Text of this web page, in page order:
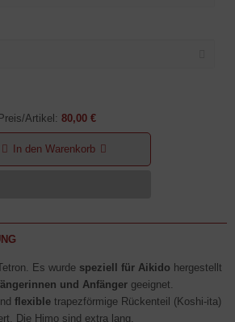
Artikel: 80,00 €
In den Warenkorb
Es wurde speziell für Aikido hergestellt
und Anfänger geeignet.
flexible trapezförmige Rückenteil (Koshi-ita)
Die Himo sind extra lang,